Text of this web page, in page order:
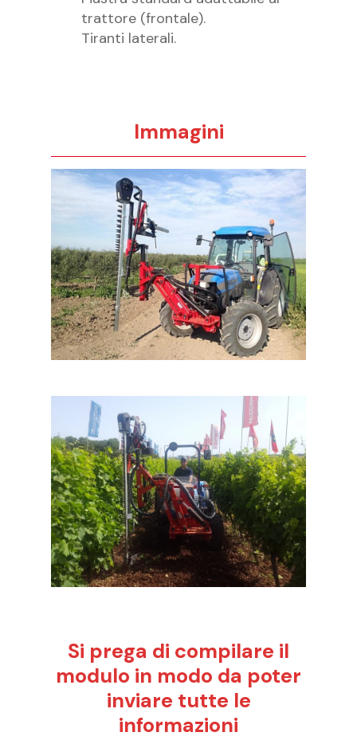
trattore (frontale).
Tiranti laterali.
Immagini
Si prega di compilare il
modulo in modo da poter
inviare tutte le
informazioni